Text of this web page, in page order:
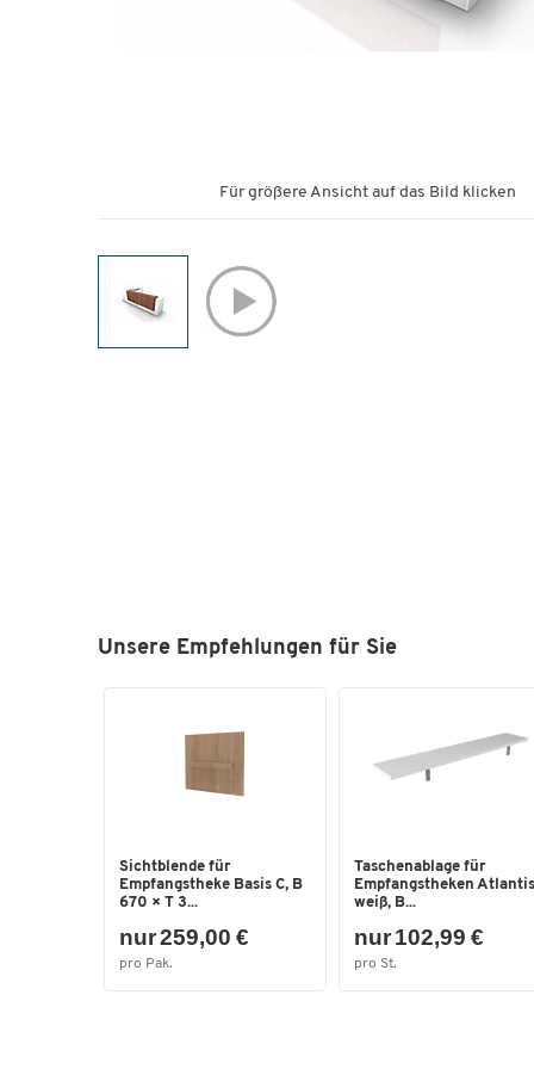
Für größere Ansicht auf das Bild klicken
Unsere Empfehlungen für Sie
Sichtblende für
Empfangstheke Basis C, B
670 × T 3...
nur 259,00 €
pro Pak.
Taschenablage für
Empfangstheken
weiß, B...
nur 102,99 €
pro St.